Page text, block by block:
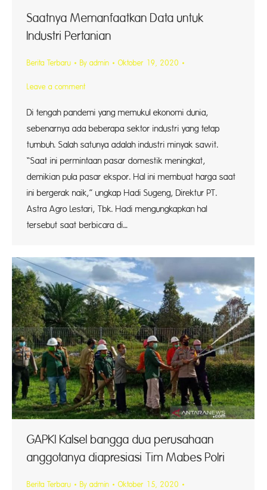
Saatnya Memanfaatkan Data untuk
Industri Pertanian
Berita Terbaru By admin Oktober 19, 2020
Leave a comment
Di tengah pandemi yang memukul ekonomi dunia,
sebenarnya ada beberapa sektor industri yang tetap
tumbuh. Salah satunya adalah industri minyak sawit.
“Saat ini permintaan pasar domestik meningkat,
demikian pula pasar ekspor. Hal ini membuat harga saat
ini bergerak naik,” ungkap Hadi Sugeng, Direktur PT.
Astra Agro Lestari, Tbk. Hadi mengungkapkan hal
tersebut saat berbicara di…
GAPKI Kalsel bangga dua perusahaan
anggotanya diapresiasi Tim Mabes Polri
Berita Terbaru By admin Oktober 15, 2020